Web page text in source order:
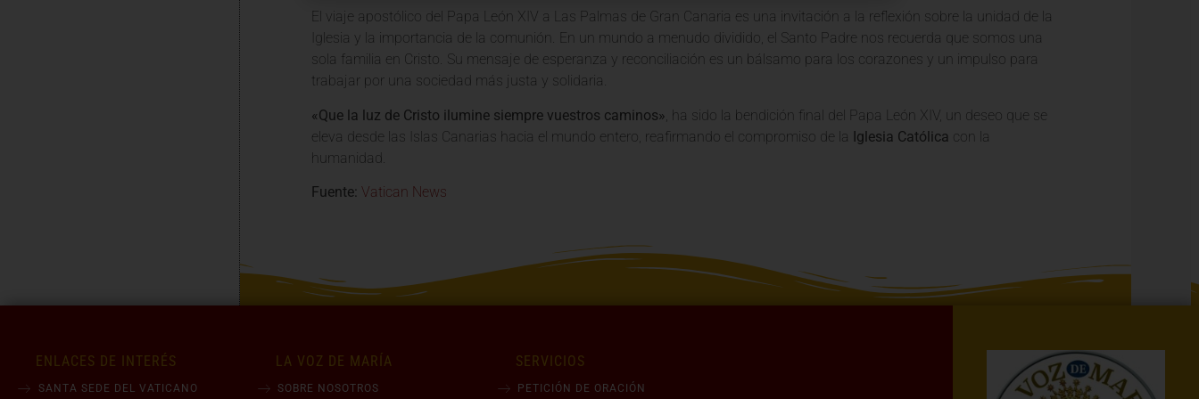
El viaje apostólico del Papa León XIV a Las Palmas de Gran Canaria es una invitación a la reflexión sobre la unidad de la
Iglesia y la importancia de la comunión. En un mundo a menudo dividido, el Santo Padre nos recuerda que somos una
sola familia en Cristo. Su mensaje de esperanza y reconciliación es un bálsamo para los corazones y un impulso para
trabajar por una sociedad más justa y solidaria.
«Que la luz de Cristo ilumine siempre vuestros caminos», ha sido la bendición final del Papa León XIV, un deseo que se
eleva desde las Islas Canarias hacia el mundo entero, reafirmando el compromiso de la Iglesia Católica con la
humanidad.
Fuente: Vatican News
ENLACES DE INTERÉS
SANTA SEDE DEL VATICANO
LA VOZ DE MARÍA
SOBRE NOSOTROS
SERVICIOS
PETICIÓN DE ORACIÓN